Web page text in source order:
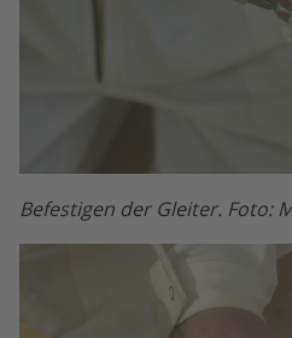
Befestigen der Gleiter. Foto: